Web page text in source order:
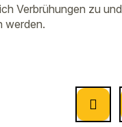
Verbrühungen zu
werden.